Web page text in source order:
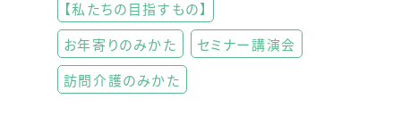
【私たちの目指すもの】
お年寄りのみかた
セミナー講演会
訪問介護のみかた